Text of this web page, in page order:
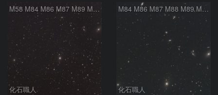
M58 M84 M86 M87 M89 M90 マルカリアンの銀河鎖 おとめ座 かみのけ座
化石職人
M84 M86 M87 M88 M89 M90 M91 マルカリアンの銀河鎖 おとめ座 かみのけ座
化石職人